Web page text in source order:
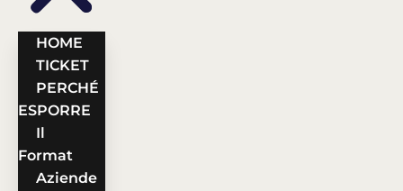
HOME
TICKET
PERCHÉ
ESPORRE
Il
Format
Aziende